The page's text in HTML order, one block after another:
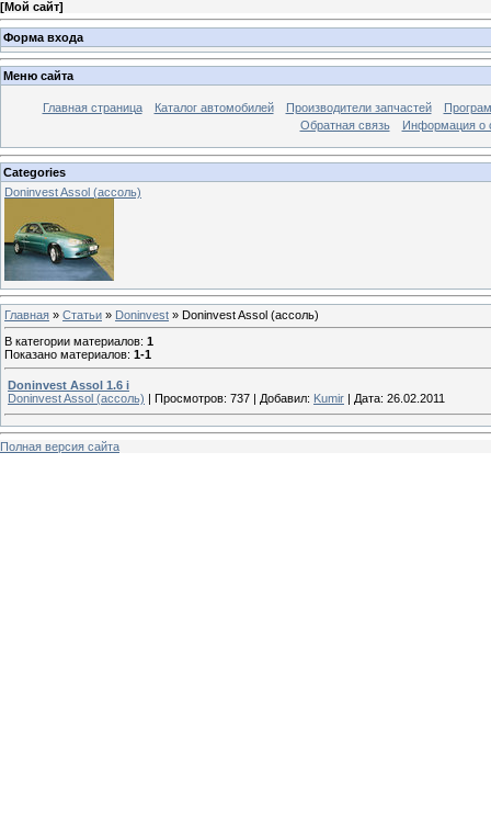
[Мой сайт]
Форма входа
Меню сайта
Главная страница Каталог автомобилей Производители запчастей
Обратная связь
Информация о
Categories
Doninvest Assol (ассоль)
Главная » Статьи » Doninvest » Doninvest Assol (ассоль)
В категории материалов: 1
Показано материалов: 1-1
Doninvest Assol 1.6 i
Doninvest Assol (ассоль) | Просмотров: 737 | Добавил: Kumir | Дата: 26.02.2011
Полная версия сайта